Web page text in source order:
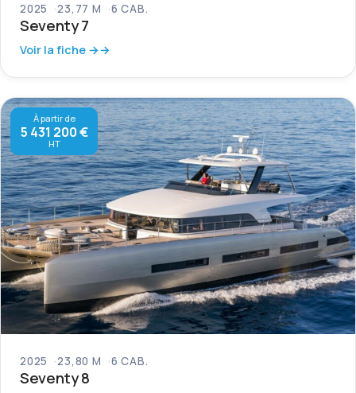
2025 23,77 M 6 CAB.
Seventy 7
Voir la fiche →
À partir de
5 431 200 €
HT
2025 23,80 M 6 CAB.
Seventy 8